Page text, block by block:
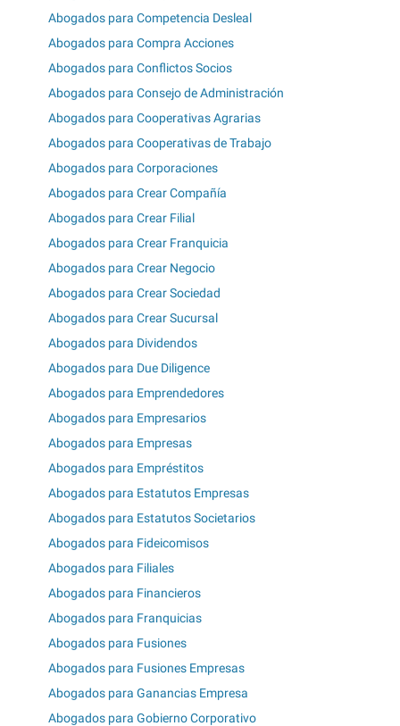
Abogados para Competencia Desleal
Abogados para Compra Acciones
Abogados para Conflictos Socios
Abogados para Consejo de Administración
Abogados para Cooperativas Agrarias
Abogados para Cooperativas de Trabajo
Abogados para Corporaciones
Abogados para Crear Compañía
Abogados para Crear Filial
Abogados para Crear Franquicia
Abogados para Crear Negocio
Abogados para Crear Sociedad
Abogados para Crear Sucursal
Abogados para Dividendos
Abogados para Due Diligence
Abogados para Emprendedores
Abogados para Empresarios
Abogados para Empresas
Abogados para Empréstitos
Abogados para Estatutos Empresas
Abogados para Estatutos Societarios
Abogados para Fideicomisos
Abogados para Filiales
Abogados para Financieros
Abogados para Franquicias
Abogados para Fusiones
Abogados para Fusiones Empresas
Abogados para Ganancias Empresa
Abogados para Gobierno Corporativo